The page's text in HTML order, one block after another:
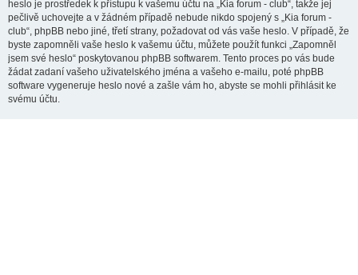
heslo je prostředek k přístupu k vašemu účtu na „Kia forum - club“, takže jej
pečlivě uchovejte a v žádném případě nebude nikdo spojený s „Kia forum -
club“, phpBB nebo jiné, třetí strany, požadovat od vás vaše heslo. V případě, že
byste zapomněli vaše heslo k vašemu účtu, můžete použít funkci „Zapomněl
jsem své heslo“ poskytovanou phpBB softwarem. Tento proces po vás bude
žádat zadaní vašeho uživatelského jména a vašeho e-mailu, poté phpBB
software vygeneruje heslo nové a zašle vám ho, abyste se mohli přihlásit ke
svému účtu.